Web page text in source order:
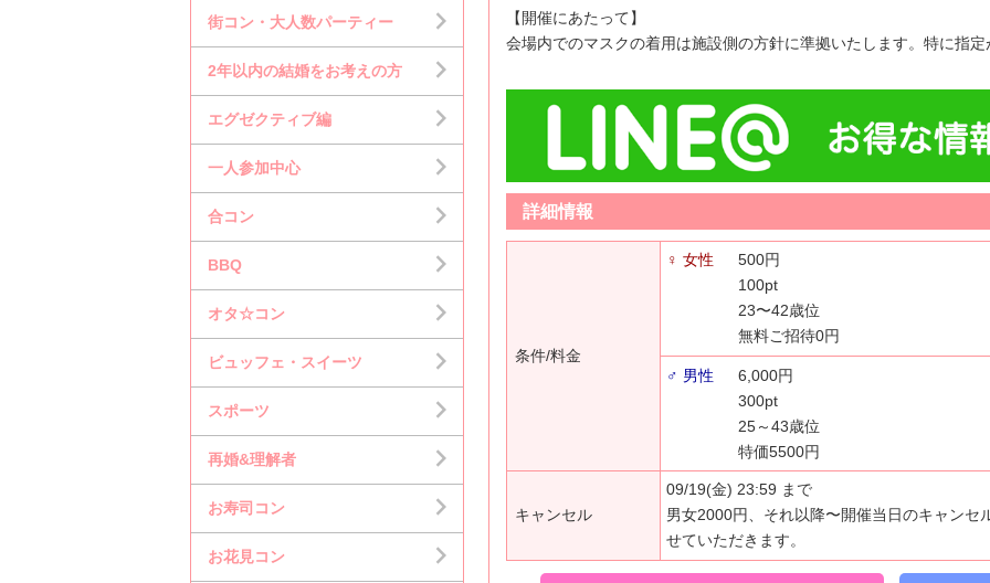
街コン・大人数パーティー
2年以内の結婚をお考えの方
エグゼクティブ編
一人参加中心
合コン
BBQ
オタ☆コン
ビュッフェ・スイーツ
スポーツ
再婚&理解者
お寿司コン
お花見コン
【開催にあたって】
会場内でのマスクの着用は施設側の方針に準拠いたします。特に指
詳細情報
条件/料金
♀ 女性
500円
100pt
23〜42歳位
無料ご招待0円
♂ 男性
6,000円
300pt
25～43歳位
特価5500円
キャンセル
09/19(金) 23:59 まで
男女2000円、それ以降〜開催当日のキャンセ
せていただきます。